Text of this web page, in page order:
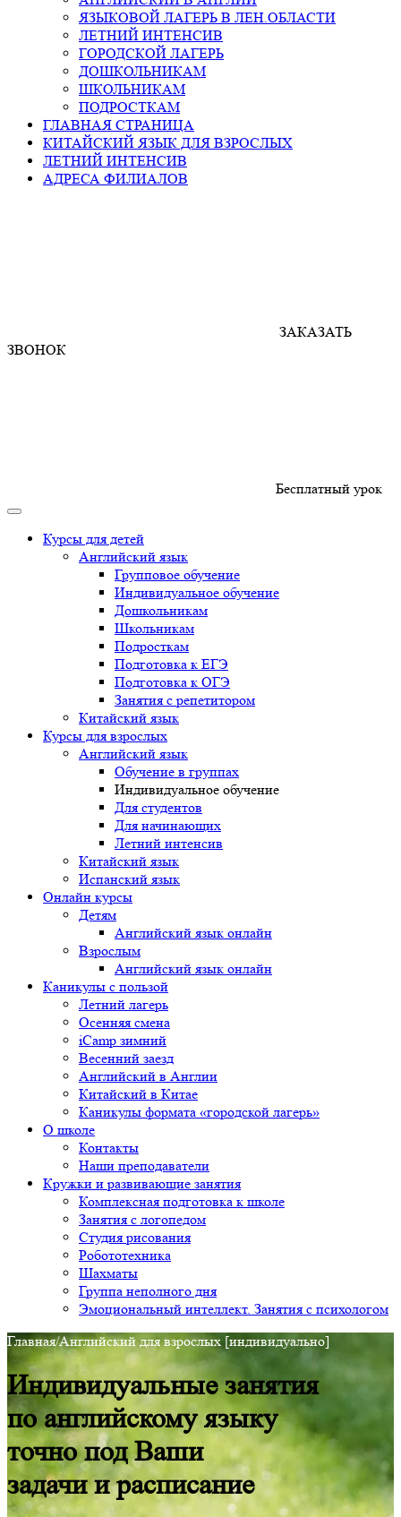
ЯЗЫКОВОЙ ЛАГЕРЬ В ЛЕН.ОБЛАСТИ
ЛЕТНИЙ ИНТЕНСИВ
ГОРОДСКОЙ ЛАГЕРЬ
ДОШКОЛЬНИКАМ
ШКОЛЬНИКАМ
ПОДРОСТКАМ
ГЛАВНАЯ СТРАНИЦА
КИТАЙСКИЙ ЯЗЫК ДЛЯ ВЗРОСЛЫХ
ЛЕТНИЙ ИНТЕНСИВ
АДРЕСА ФИЛИАЛОВ
ЗАКАЗАТЬ
ЗВОНОК
Бесплатный урок
Курсы для детей
Английский язык
Групповое обучение
Индивидуальное обучение
Дошкольникам
Школьникам
Подросткам
Подготовка к ЕГЭ
Подготовка к ОГЭ
Занятия с репетитором
Китайский язык
Курсы для взрослых
Английский язык
Обучение в группах
Индивидуальное обучение
Для студентов
Для начинающих
Летний интенсив
Китайский язык
Испанский язык
Онлайн курсы
Детям
Английский язык онлайн
Взрослым
Английский язык онлайн
Каникулы с пользой
Летний лагерь
Осенняя смена
iCamp зимний
Весенний заезд
Английский в Англии
Китайский в Китае
Каникулы формата «городской лагерь»
О школе
Контакты
Наши преподаватели
Кружки и развивающие занятия
Комплексная подготовка к школе
Занятия с логопедом
Студия рисования
Робототехника
Шахматы
Группа неполного дня
Эмоциональный интеллект. Занятия с психологом
Главная/Английский для взрослых [индивидуально]
Индивидуальные занятия
по английскому языку
точнопод Ваши
задачи и расписание